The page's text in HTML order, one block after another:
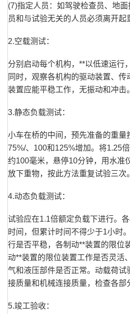
(7)指定人员：如驾驶检查员、地
员和与试验无关的人员必须离开起
2.空载测试：
分别启动每个机构，**以低速运行
同时，观察各机构的驱动装置、
装置应能平稳工作，无振动和冲击。
3.静态负载测试：
小车在桥的中间，预先准备的重量
75%/、100和125%增加。将1.25
约100毫米，悬停10分钟，用水准
放下重物，按此方法重复试验三次
4.动态负载测试：
试验应在1.1倍额定负载下进行。
时间，但累计时间不得少于1小时
行是否平稳，各制动**装置的限位
动**装置的限位装置工作是否灵活
气和液压部件是否正常。动载荷试
接质量和机械连接质量，检查各部
5.竣工验收：